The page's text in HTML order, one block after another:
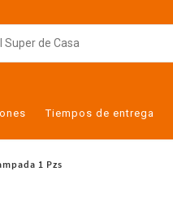
Tiempos de entrega
1 Pzs